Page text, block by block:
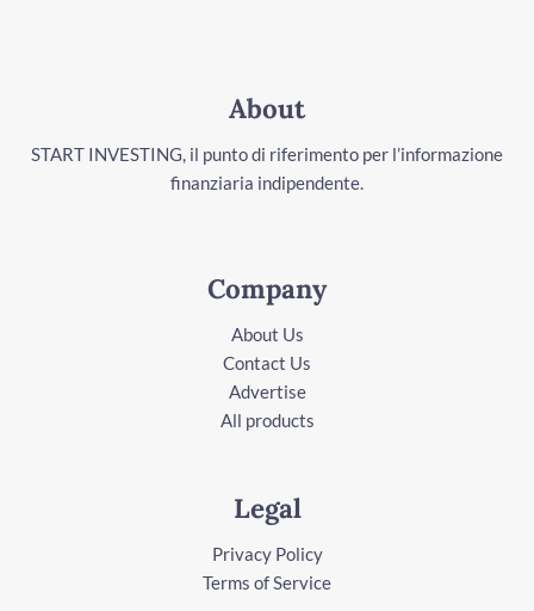
About
START INVESTING, il punto di riferimento per l’informazione
finanziaria indipendente.
Company
About Us
Contact Us
Advertise
All products
Legal
Privacy Policy
Terms of Service